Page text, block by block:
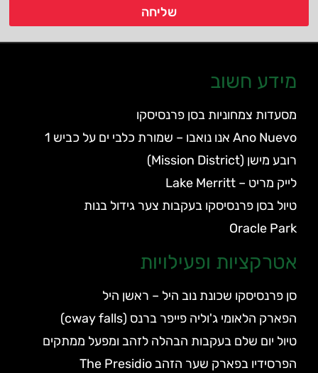
שליחה
מידע חשוב
מסעדות צמחוניות בסן פרנסיסקו
Ano Nuevo אנו נואבו – שמורת כלבי ים על כביש 1
רובע מישן (Mission District)
לייק מריט – Lake Merritt
טיול בסן פרנסיסקו בעקבות צער גידול בנות
Oracle Park
אטרקציות ופעילויות
סן פרנסיסקו שכונת נוב היל – ראשן היל
הפארק הלאומי ג'וליה פייפר ברנס (cway falls)
טיול יום שלם בעקבות הבהלה לזהב ומפעל ממתקים
הפרסידיו בפארק שער הזהב The Presidio